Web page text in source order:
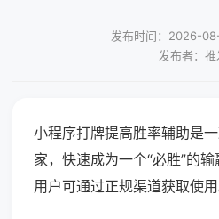
发布时间：2026-
发布者：推
小程序打牌提高胜率辅助是
家，快速成为一个“必胜”的
用户可通过正规渠道获取使用